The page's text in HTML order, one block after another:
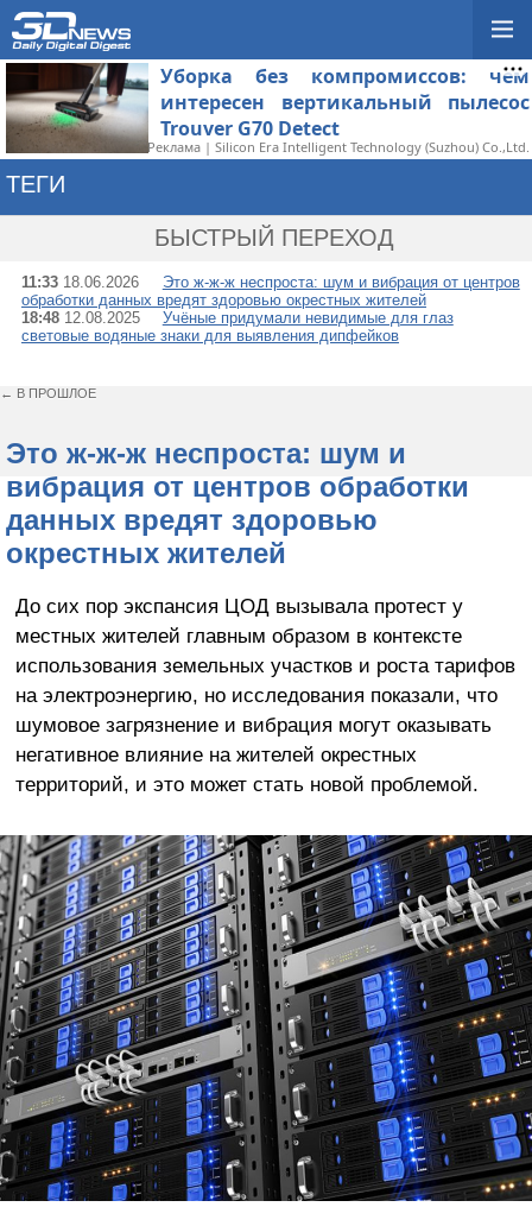
Уборка без компромиссов: чем
интересен вертикальный пылесос
Trouver G70 Detect
Реклама | Silicon Era Intelligent Technology (Suzhou) Co.,Ltd.
ТЕГИ
БЫСТРЫЙ ПЕРЕХОД
11:33 18.06.2026
Это ж-ж-ж неспроста: шум и вибрация от центров
обработки данных вредят здоровью окрестных жителей
18:48 12.08.2025
Учёные придумали невидимые для глаз
световые водяные знаки для выявления дипфейков
← В ПРОШЛОЕ
Это ж-ж-ж неспроста: шум и
вибрация от центров обработки
данных вредят здоровью
окрестных жителей
До сих пор экспансия ЦОД вызывала протест у
местных жителей главным образом в контексте
использования земельных участков и роста тарифов
на электроэнергию, но исследования показали, что
шумовое загрязнение и вибрация могут оказывать
негативное влияние на жителей окрестных
территорий, и это может стать новой проблемой.